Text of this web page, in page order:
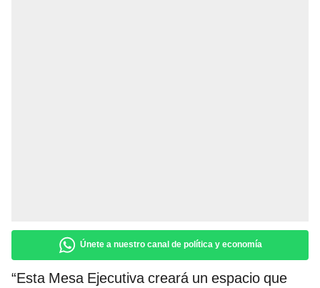
Únete a nuestro canal de política y economía
“Esta Mesa Ejecutiva creará un espacio que